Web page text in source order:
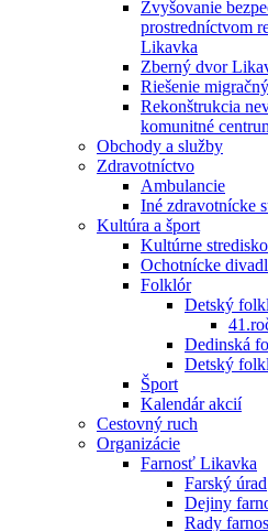
Zvyšovanie
prostredníctvom
Likavka
Zberný dvor
Riešenie
Rekonštrukcia
komunitné
Obchody a služby
Zdravotníctvo
Ambulancie
Iné zdravotnícke
Kultúra a šport
Kultúrne stredisko
Ochotnícke
Folklór
Detský
Dedinská
Detský
Šport
Kalendár akcií
Cestovný ruch
Organizácie
Farnosť Likavka
Farský úrad
Dejiny
Rady